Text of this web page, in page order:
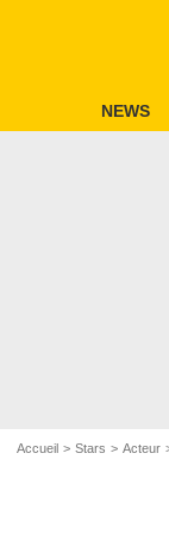
NEWS
Accueil Stars Acteur